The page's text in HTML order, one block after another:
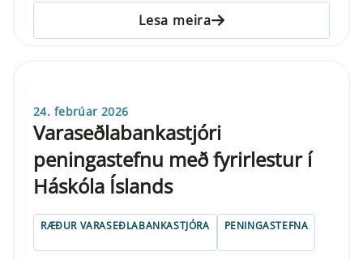
Lesa meira
24. febrúar 2026
Varaseðlabankastjóri
peningastefnu með fyrirlestur í
Háskóla Íslands
RÆÐUR VARASEÐLABANKASTJÓRA PENINGASTEFNA